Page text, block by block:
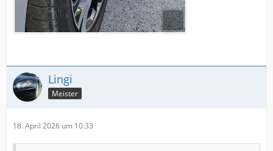
Lingi
Meister
18. April 2026 um 10:33